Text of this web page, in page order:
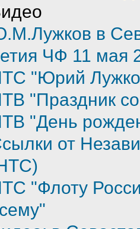
в
ЧФ 11 мая
"Юрий
"Праздник
"День
от
"Флоту